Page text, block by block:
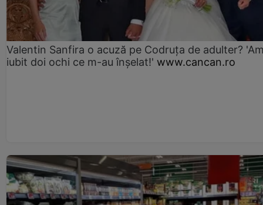
Valentin Sanfira o acuză pe Codruța de adulter?
iubit doi ochi ce m-au înșelat!' www.cancan.ro